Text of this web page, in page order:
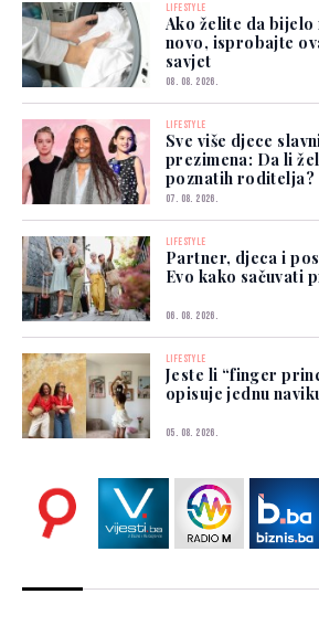
LIFESTYLE
Ako želite da
novo, isprobajte
savjet
08. 08. 2026.
LIFESTYLE
Sve više djece
prezimena: Da li
poznatih roditelja?
07. 08. 2026.
LIFESTYLE
Partner, djeca i
Evo kako sačuvati
06. 08. 2026.
LIFESTYLE
Jeste li “finger
opisuje jednu
05. 08. 2026.